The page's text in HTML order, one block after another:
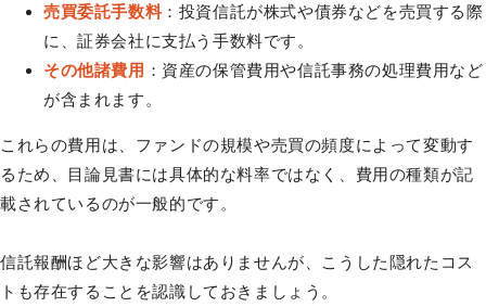
売買委託手数料：投資信託が株式や債券などを売買する際
に、証券会社に支払う手数料です。
その他諸費用 ：資産の保管費用や信託事務の処理費用など
が含まれます。
これらの費用は、ファンドの規模や売買の頻度によって変動す
るため、目論見書には具体的な料率ではなく、費用の種類が記
載されているのが一般的です。
信託報酬ほど大きな影響はありませんが、こうした隠れたコス
トも存在することを認識しておきましょう。